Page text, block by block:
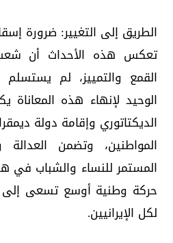
الطريق إلى التغيير: ضرورة
تعكس هذه الأحداث أن
القمع والتمييز، لم
الوحيد لإنهاء هذه
الديكتاتوري وإقامة دولة
المواطنين، وتضمن
المستمر للنساء والشباب في
حركة وطنية أوسع تسعى إلى
لكل الإيرانيين.